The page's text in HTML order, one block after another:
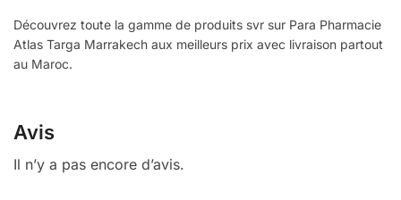
Découvrez toute la gamme de produits svr sur Para Pharmacie
Atlas Targa Marrakech aux meilleurs prix avec livraison partout
au Maroc.
Avis
Il n’y a pas encore d’avis.